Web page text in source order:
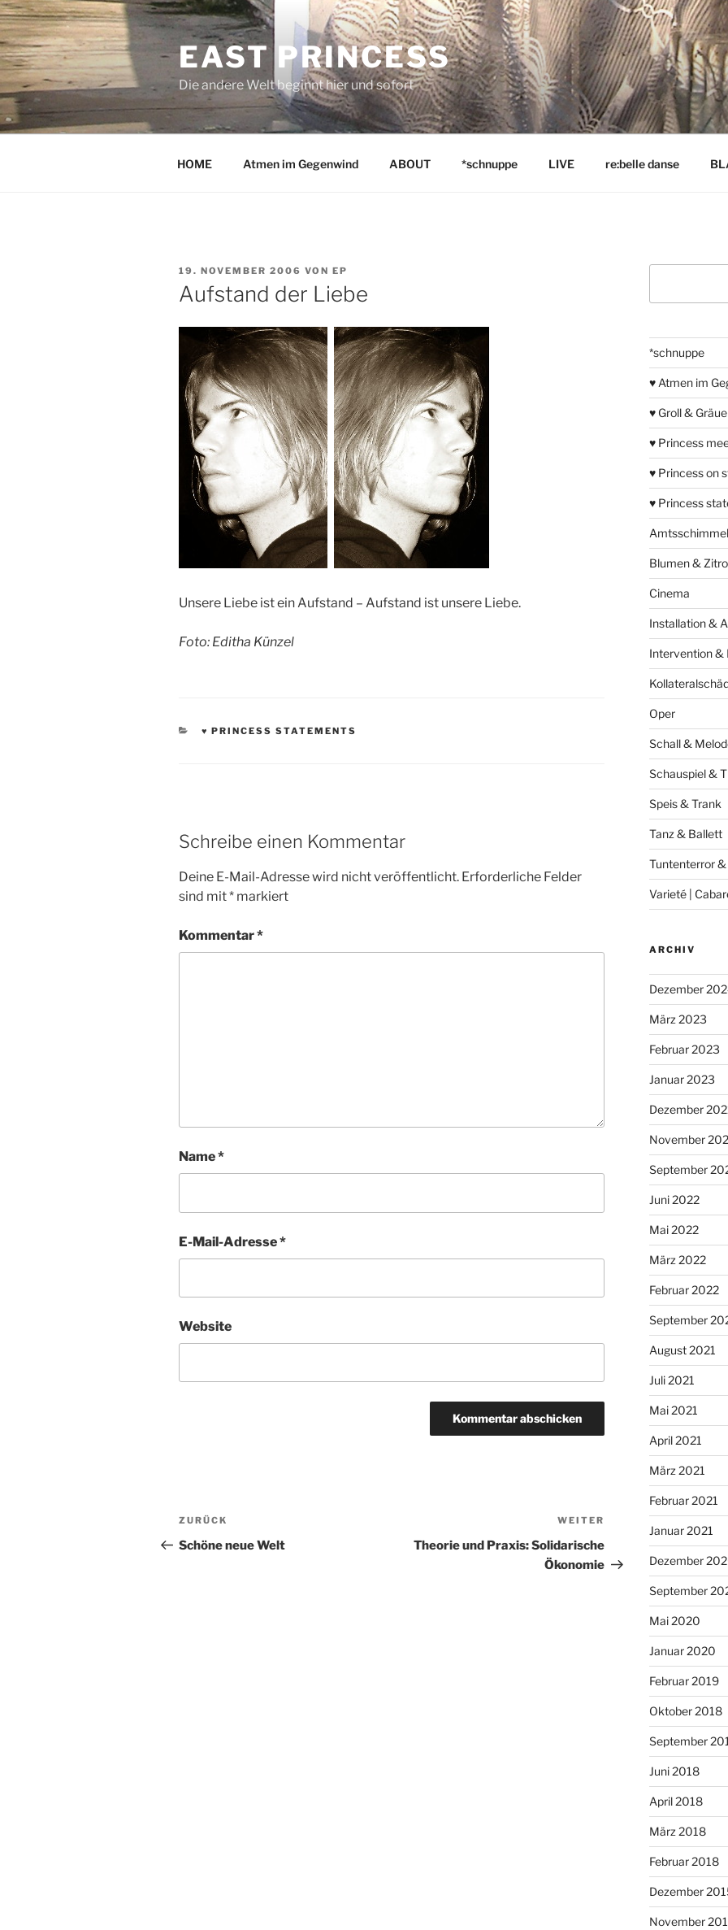
Zum
Inhalt
springen
EAST PRINCESS
Die andere Welt beginnt hier und sofort
HOME Atmen im Gegenwind ABOUT *schnuppe LIVE re:belle danse
VERÖFFENTLICHT
AM
19. NOVEMBER 2006 VON EP
Aufstand der Liebe
Unsere Liebe ist ein Aufstand – Aufstand ist unsere Liebe.
Foto: Editha Künzel
KATEGORIEN
♥ PRINCESS STATEMENTS
Schreibe einen Kommentar
Deine E-Mail-Adresse wird nicht veröffentlicht. Erforderliche Felder
sind mit* markiert
Kommentar*
Name*
E-Mail-Adresse*
Website
Beitragsnavigation
Vorheriger
Beitrag
ZURÜCK
Schöne neue Welt
Nächster
Beitrag
WEITER
Theorie und Praxis: Solidarische
Ökonomie
*schnuppe
♥ Atmen im
♥ Groll &
♥ Princess
♥ Princess on
♥ Princess
Amtsschimmel
Blumen &
Cinema
Installation &
Intervention &
Oper
Schall &
Schauspiel &
Speis & Trank
Tanz & Ballett
Tuntenterror &
Varieté |
ARCHIV
Dezember
März 2023
Februar 2023
Januar 2023
Dezember
November
September
Juni 2022
Mai 2022
März 2022
Februar 2022
September
August 2021
Juli 2021
Mai 2021
April 2021
März 2021
Februar 2021
Januar 2021
Dezember
September
Mai 2020
Januar 2020
Februar 2019
Oktober 2018
September
Juni 2018
April 2018
März 2018
Februar 2018
Dezember
November